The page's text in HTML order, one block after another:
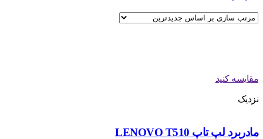
مقایسه کنید
نزدیک
مادربرد لپ تاپ LENOVO T510